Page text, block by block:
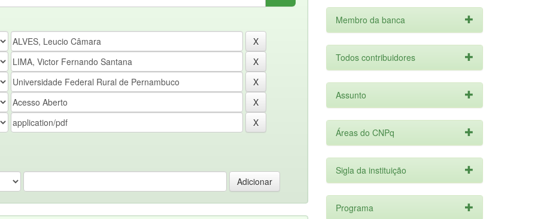
Membro da banca
Todos contribuidores
Assunto
Áreas do CNPq
Sigla da instituição
Programa